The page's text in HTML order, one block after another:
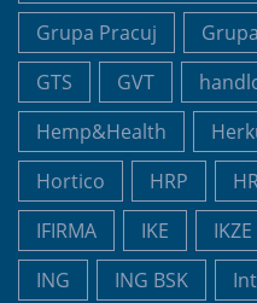
Grupa Pracuj
GTS
GVT
Hemp&Health
Hortico
HRP
IFIRMA
IKE IKZE
ING
ING BSK